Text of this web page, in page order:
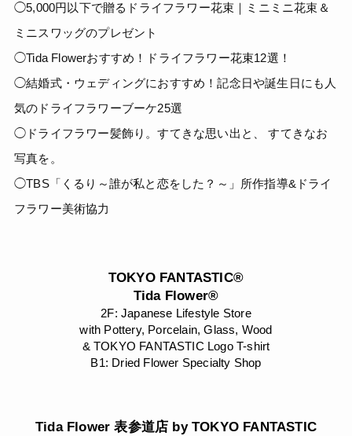
◯5,000円以下で贈るドライフラワー花束｜ミニミニ花束＆
ミニスワッグのプレゼント
◯Tida Flowerおすすめ！ドライフラワー花束12選！
◯結婚式・ウェディングにおすすめ！記念日や誕生日にも人
気のドライフラワーブーケ25選
◯ドライフラワー髪飾り。すてきな思い出と、 すてきなお
写真を。
◯TBS「くるり～誰が私と恋をした？～」所作指導&ドライ
フラワー美術協力
TOKYO FANTASTIC®
Tida Flower®
2F: Japanese Lifestyle Store
with Pottery, Porcelain, Glass, Wood
& TOKYO FANTASTIC Logo T-shirt
B1: Dried Flower Specialty Shop
Tida Flower 表参道店 by TOKYO FANTASTIC